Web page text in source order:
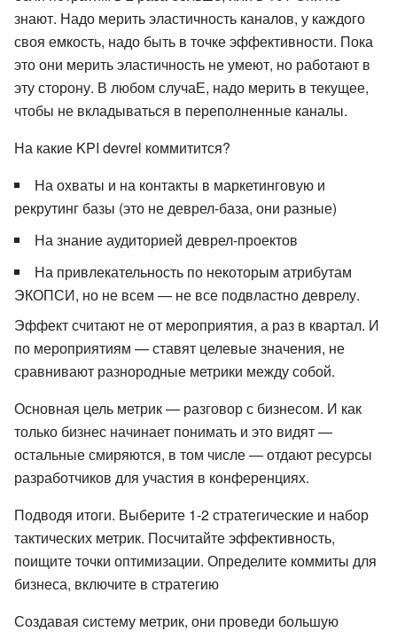
знают. Надо мерить эластичность каналов, у каждого
своя емкость, надо быть в точке эффективности. Пока
это они мерить эластичность не умеют, но работают в
эту сторону. В любом случаЕ, надо мерить в текущее,
чтобы не вкладываться в переполненные каналы.
На какие KPI devrel коммитится?
На охваты и на контакты в маркетинговую и
рекрутинг базы (это не деврел-база, они разные)
На знание аудиторией деврел-проектов
На привлекательность по некоторым атрибутам
ЭКОПСИ, но не всем — не все подвластно деврелу.
Эффект считают не от мероприятия, а раз в квартал. И
по мероприятиям — ставят целевые значения, не
сравнивают разнородные метрики между собой.
Основная цель метрик — разговор с бизнесом. И как
только бизнес начинает понимать и это видят —
остальные смиряются, в том числе — отдают ресурсы
разработчиков для участия в конференциях.
Подводя итоги. Выберите 1-2 стратегические и набор
тактических метрик. Посчитайте эффективность,
поищите точки оптимизации. Определите коммиты для
бизнеса, включите в стратегию
Создавая систему метрик, они проведи большую